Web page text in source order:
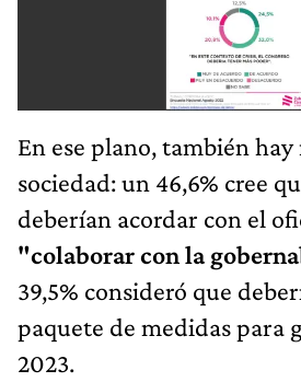
En ese plano, también hay
sociedad: un 46,6% cree
deberían acordar con el
"colaborar con la
39,5% consideró que
paquete de medidas para
2023.